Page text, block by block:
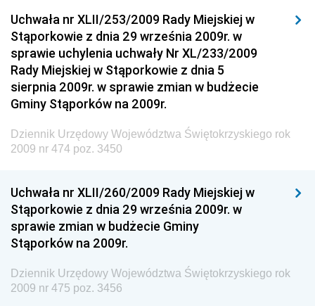
Drogowego
Dziennik Urzędowy Narodowego Banku Polskiego
Dziennik Urzędowy Komendy Głównej Policji
Dziennik Urzędowy Ministra Pracy i Polityki
Społecznej
Dziennik Urzędowy Ministra Transportu, Budownictwa
i Gospodarki Morskiej
Dziennik Urzędowy Ministra Spraw Zagranicznych
Dziennik Urzędowy Centralnego Biura
Antykorupcyjnego
Wewnętrznego
Dziennik Urzędowy Urzędu Patentowego
Uchwała nr XLII/253/2009 Rady Miejskiej w
Stąporkowie z dnia 29 września 2009r. w
sprawie uchylenia uchwały Nr XL/233/2009
Rady Miejskiej w Stąporkowie z dnia 5
sierpnia 2009r. w sprawie zmian w budżecie
Gminy Stąporków na 2009r.
Dziennik Urzędowy Województwa Świętokrzyskiego rok
2009 nr 474 poz. 3450
Uchwała nr XLII/260/2009 Rady Miejskiej w
Stąporkowie z dnia 29 września 2009r. w
sprawie zmian w budżecie Gminy
Stąporków na 2009r.
Dziennik Urzędowy Województwa Świętokrzyskiego rok
2009 nr 475 poz. 3456